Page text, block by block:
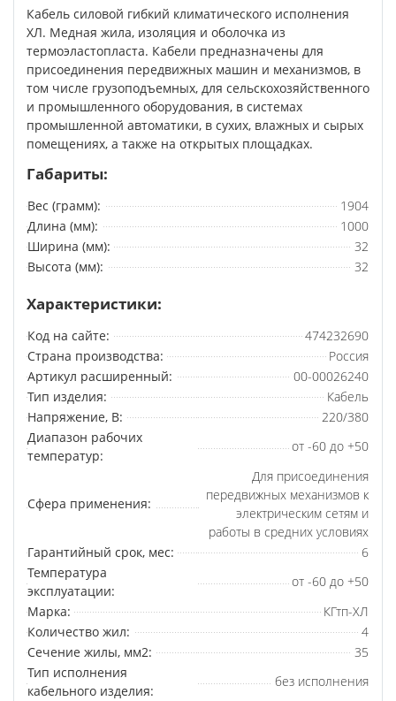
Кабель силовой гибкий климатического исполнения
ХЛ. Медная жила, изоляция и оболочка из
термоэластопласта. Кабели предназначены для
присоединения передвижных машин и механизмов, в
том числе грузоподъемных, для сельскохозяйственного
и промышленного оборудования, в системах
промышленной автоматики, в сухих, влажных и сырых
помещениях, а также на открытых площадках.
Габариты:
Вес (грамм):
1904
Длина (мм):
1000
Ширина (мм):
32
Высота (мм):
32
Характеристики:
Код на сайте:
474232690
Страна производства:
Россия
Артикул расширенный:
00-00026240
Тип изделия:
Кабель
Напряжение, В:
220/380
Диапазон рабочих
температур:
от -60 до +50
Сфера применения:
Для присоединения
передвижных механизмов к
электрическим сетям и
работы в средних условиях
Гарантийный срок, мес:
6
Температура
эксплуатации:
от -60 до +50
Марка:
КГтп-ХЛ
Количество жил:
4
Сечение жилы, мм2:
35
Тип исполнения
кабельного изделия:
без исполнения